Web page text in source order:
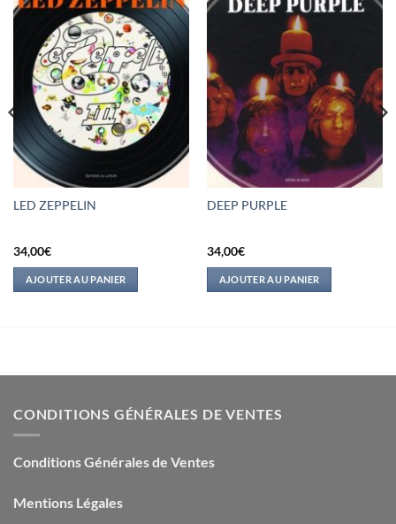
LED ZEPPELIN
34,00€
AJOUTER AU PANIER
DEEP PURPLE
34,00€
AJOUTER AU PANIER
CONDITIONS GÉNÉRALES DE VENTES
Conditions Générales de Ventes
Mentions Légales